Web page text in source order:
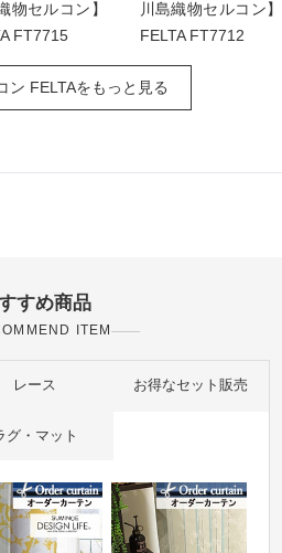
物セルコン】
FT7715
川島織物セルコン】
FELTA FT7712
ン FELTAをもっと見る
すめ商品
ITEM
レース お得なセット販売
グ・マット